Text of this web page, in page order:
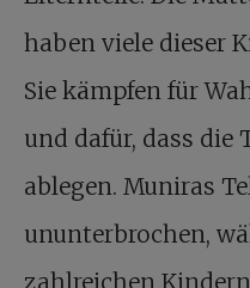
haben viele dieser
Sie kämpfen für
und dafür, dass die
ablegen. Muniras
ununterbrochen,
zahlreichen